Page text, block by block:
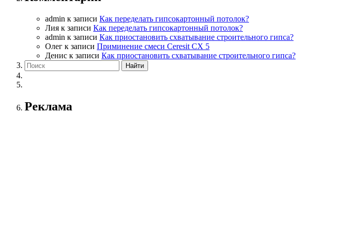
admin к записи Как переделать гипсокартонный потолок?
Лия к записи Как переделать гипсокартонный потолок?
admin к записи Как приостановить схватывание строительного гипса?
Олег к записи Приминение смеси Ceresit СХ 5
Денис к записи Как приостановить схватывание строительного гипса?
Реклама